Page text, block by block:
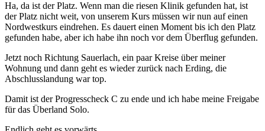
Ha, da ist der Platz. Wenn man die riesen Klinik gefunden hat, ist
der Platz nicht weit, von unserem Kurs müssen wir nun auf einen
Nordwestkurs eindrehen. Es dauert einen Moment bis ich den Platz
gefunden habe, aber ich habe ihn noch vor dem Überflug gefunden.
Jetzt noch Richtung Sauerlach, ein paar Kreise über meiner
Wohnung und dann geht es wieder zurück nach Erding, die
Abschlusslandung war top.
Damit ist der Progresscheck C zu ende und ich habe meine Freigabe
für das Überland Solo.